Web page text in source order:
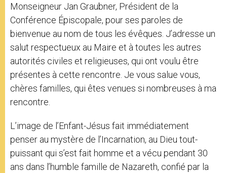
Monseigneur Jan Graubner, Président de la
Conférence Épiscopale, pour ses paroles de
bienvenue au nom de tous les évêques. J’adresse un
salut respectueux au Maire et à toutes les autres
autorités civiles et religieuses, qui ont voulu être
présentes à cette rencontre. Je vous salue vous,
chères familles, qui êtes venues si nombreuses à ma
rencontre.
L’image de l’Enfant-Jésus fait immédiatement
penser au mystère de l’Incarnation, au Dieu tout-
puissant qui s’est fait homme et a vécu pendant 30
ans dans l’humble famille de Nazareth, confié par la